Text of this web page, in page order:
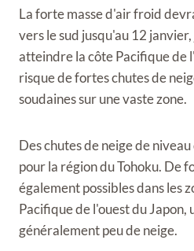
La forte masse d'air froid
vers le sud jusqu'au 12
atteindre la côte Pacifique de
risque de fortes chutes de
soudaines sur une vaste zone.
Des chutes de neige de
pour la région du Tohoku. De
également possibles dans les
Pacifique de l'ouest du Japon,
généralement peu de neige.